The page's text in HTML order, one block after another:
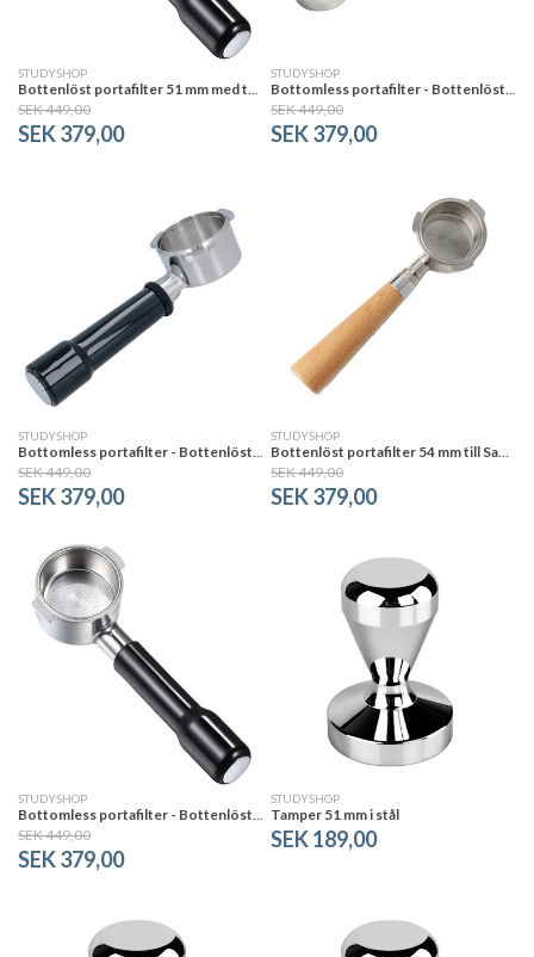
STUDYSHOP
Bottenlöst portafilter 51 mm med två öron. Bottomless portafilter.
SEK 449,00
SEK 379,00
STUDYSHOP
Bottomless portafilter - Bottenlöst portafilter 51 mm. Med tre öron.
SEK 449,00
SEK 379,00
STUDYSHOP
Bottomless portafilter - Bottenlöst portafilter 54 mm till bl.a Sage
SEK 449,00
SEK 379,00
STUDYSHOP
Bottenlöst portafilter 54 mm till Sage med trähandtag
SEK 449,00
SEK 379,00
STUDYSHOP
Bottomless portafilter - Bottenlöst portafilter 58 mm. med två öron
SEK 449,00
SEK 379,00
STUDYSHOP
Tamper 51 mm i stål
SEK 189,00